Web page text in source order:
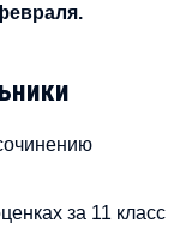
за 11 класс